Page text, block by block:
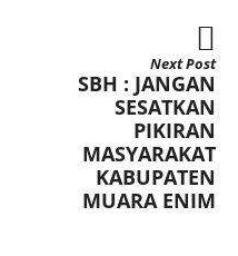
Next Post
SBH : JANGAN
SESATKAN
PIKIRAN
MASYARAKAT
KABUPATEN
MUARA ENIM